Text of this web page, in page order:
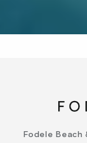
Fodele Beach